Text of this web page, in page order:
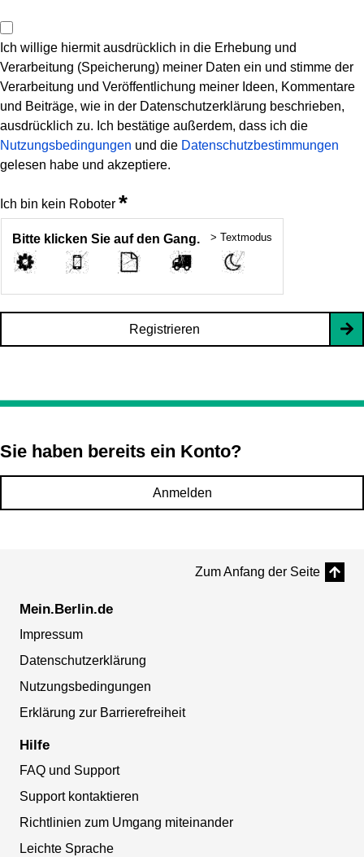
Ich willige hiermit ausdrücklich in die Erhebung und
Verarbeitung (Speicherung) meiner Daten ein und stimme der
Verarbeitung und Veröffentlichung meiner Ideen, Kommentare
und Beiträge, wie in der Datenschutzerklärung beschrieben,
ausdrücklich zu. Ich bestätige außerdem, dass ich die
Nutzungsbedingungen und die Datenschutzbestimmungen
gelesen habe und akzeptiere.
Ich bin kein Roboter *
Bitte klicken Sie auf den Gang. > Textmodus
Registrieren
Sie haben bereits ein Konto?
Anmelden
Zum Anfang der Seite
Mein.Berlin.de
Impressum
Datenschutzerklärung
Nutzungsbedingungen
Erklärung zur Barrierefreiheit
Hilfe
FAQ und Support
Support kontaktieren
Richtlinien zum Umgang miteinander
Leichte Sprache